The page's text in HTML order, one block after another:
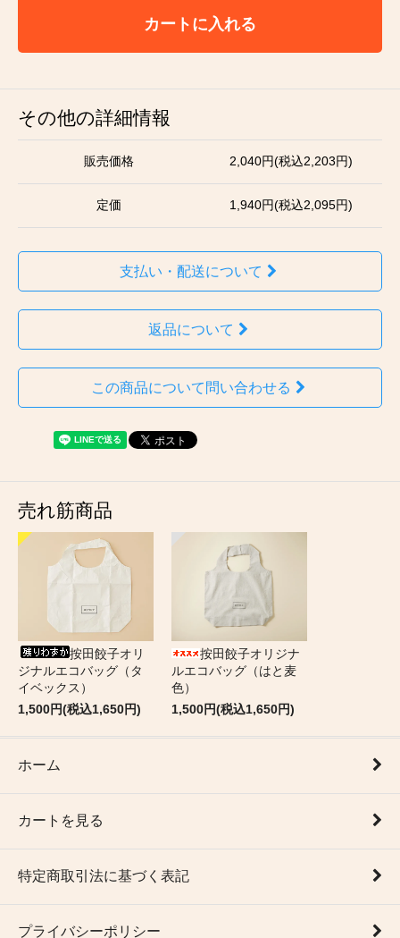
カートに入れる
その他の詳細情報
販売価格 2,040円(税込2,203円)
定価 1,940円(税込2,095円)
支払い・配送について
返品について
この商品について問い合わせる
売れ筋商品
按田餃子オリ
ジナルエコバッグ（タ
イベックス）
1,500円(税込1,650円)
按田餃子オリジナ
ルエコバッグ（はと麦
色）
1,500円(税込1,650円)
ホーム
カートを見る
特定商取引法に基づく表記
プライバシーポリシー